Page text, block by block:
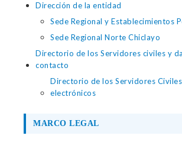
Dirección de la entidad
Sede Regional y Establecimientos
Sede Regional Norte Chiclayo
Directorio de los Servidores civiles y
contacto
Directorio de los Servidores
electrónicos
MARCO LEGAL